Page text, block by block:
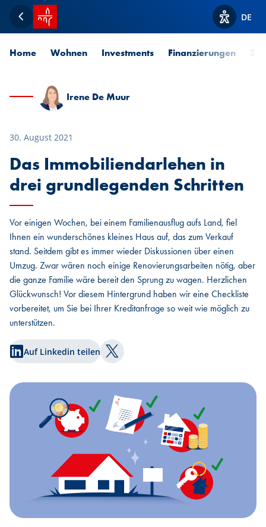
Zurück
Startseite SPUERKEESS
Optionen
DE
Home Wohnen Investments Finanzierungen
Irene De Muur
30. August 2021
Das Immobiliendarlehen in
drei grundlegenden Schritten
Vor einigen Wochen, bei einem Familienausflug aufs Land, fiel
Ihnen ein wunderschönes kleines Haus auf, das zum Verkauf
stand. Seitdem gibt es immer wieder Diskussionen über einen
Umzug. Zwar wären noch einige Renovierungsarbeiten nötig, aber
die ganze Familie wäre bereit den Sprung zu wagen. Herzlichen
Glückwunsch! Vor diesem Hintergrund haben wir eine Checkliste
vorbereitet, um Sie bei Ihrer Kreditanfrage so weit wie möglich zu
unterstützen.
Auf Linkedin teilen Auf Twitter teilen